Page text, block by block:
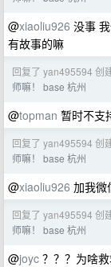
@xiaoliu926 没事
有故事的嘛
回复了 yan495594 创
师嘛！ base 杭州
@topman 暂时不支
回复了 yan495594 创
师嘛！ base 杭州
@xiaoliu926 加我微
回复了 yan495594 创
师嘛！ base 杭州
@joyc ？？？为啥